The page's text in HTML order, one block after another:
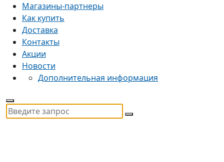
Магазины-партнеры
Как купить
Доставка
Контакты
Акции
Новости
Дополнительная информация